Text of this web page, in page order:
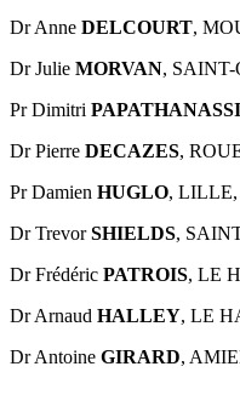
Dr Anne DELCOURT,
Dr Julie MORVAN,
Pr Dimitri
Dr Pierre DECAZES,
Pr Damien HUGLO, LILLE,
Dr TrevorSHIELDS,
Dr Frédéric PATROIS, LE
Dr Arnaud HALLEY, LE
Dr Antoine GIRARD,